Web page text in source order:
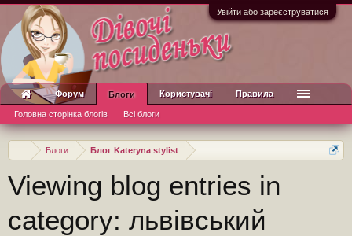
Увійти або зареєструватися
Блоги Блог Kateryna stylist
Viewing blog entries in
category: львівський
Форум Блоги
Головна сторінка блогів Всі блоги
Користувачі Правила